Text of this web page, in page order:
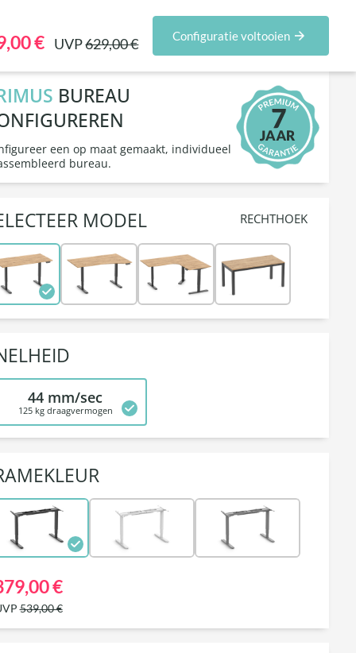
€ UVP629,00 € Configuratie voltooien
Zakelijke klanten Sets & acties
BUREAU
een op maat gemaakt, individueel
bureau.
MODEL RECHTHOEK
44 mm/sec
125 kg draagvermogen
€
539,00 €